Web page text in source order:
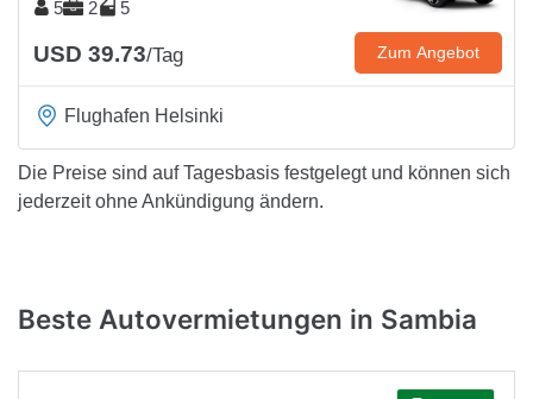
5 2 5
USD 39.73/Tag Zum Angebot
Flughafen Helsinki
Die Preise sind auf Tagesbasis festgelegt und können sich
jederzeit ohne Ankündigung ändern.
Beste Autovermietungen in Sambia